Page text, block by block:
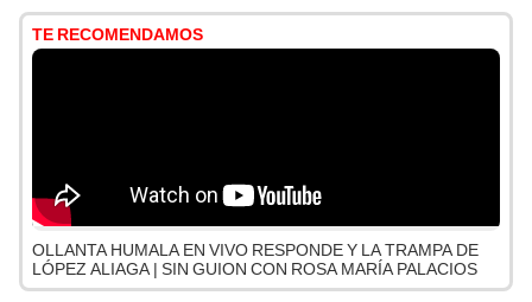
TE RECOMENDAMOS
OLLANTA HUMALA EN VIVO RESPONDE Y LA TRAMPA DE
LÓPEZ ALIAGA | SIN GUION CON ROSA MARÍA PALACIOS